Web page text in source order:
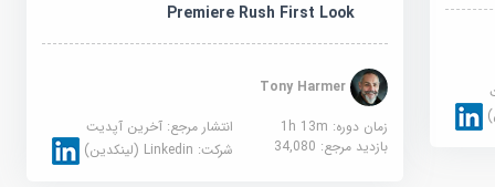
Premiere Rush First Look
Tony Harmer
زمان دوره: 1h 13m
انتشار مرجع:آخرین آپدیت
بازدید مرجع: 34,080 شرکت: Linkedin (لینکدین)